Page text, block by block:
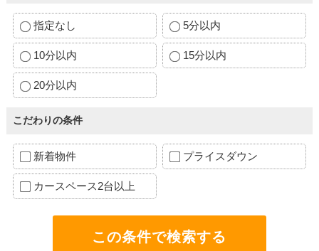
指定なし 5分以内
10分以内 15分以内
20分以内
こだわりの条件
新着物件 プライスダウン
カースペース2台以上